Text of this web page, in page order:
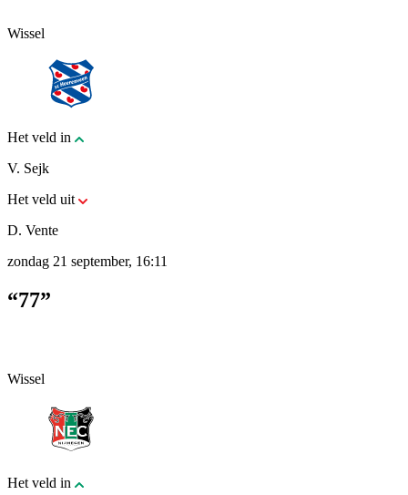
Wissel
Het veld in
V. Sejk
Het veld uit
D. Vente
zondag 21 september, 16:11
“77”
Wissel
Het veld in